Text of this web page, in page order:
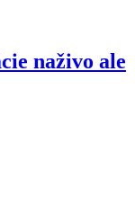
naživo ale